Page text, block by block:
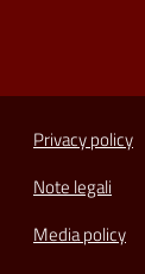
Privacy policy
Note legali
Media policy